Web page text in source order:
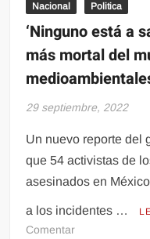
Nacional Politica
‘Ninguno está a
más mortal del
29 septiembre, 2022
Un nuevo reporte del
que 54 activistas de
asesinados en
a los incidentes …
Comentaren